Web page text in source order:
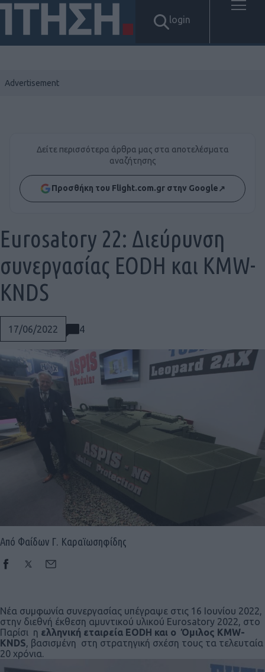
login
Social
Δείτε περισσότερα άρθρα μας στα αποτελέσματα
αναζήτησης
Προσθήκη του Flight.com.gr στην Google↗
17/06/2022 4
Eurosatory 22: Διεύρυνση
συνεργασίας EODH και KMW-
KNDS
Από Φαίδων Γ. Καραϊωσηφίδης
Νέα συμφωνία συνεργασίας υπέγραψε στις 16 Ιουνίου 2022,
στην διεθνή έκθεση αμυντικού υλικού Eurosatory 2022, στο
Παρίσι η ελληνική εταιρεία EODH και ο Όμιλος KMW-
KNDS, βασισμένη στη στρατηγική σχέση τους τα τελευταία
20 χρόνια.